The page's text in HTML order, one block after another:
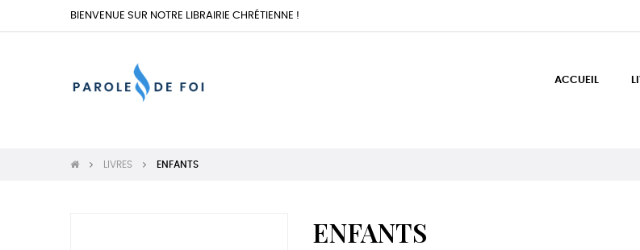
BIENVENUE SUR NOTRE LIBRAIRIE CHRÉTIENNE !
ACCUEIL
LIVRES ENFANTS
ENFANTS